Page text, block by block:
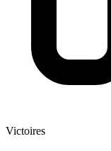
Victoires